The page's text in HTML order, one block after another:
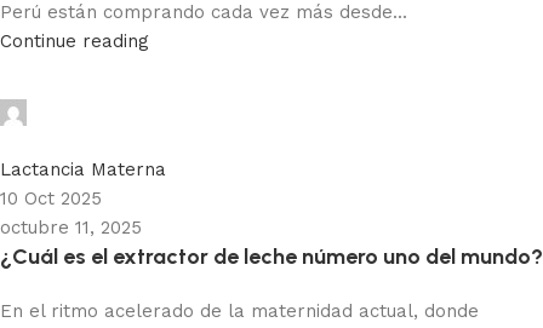
Perú están comprando cada vez más desde...
Continue reading
Lactancia Materna
10 Oct 2025
octubre 11, 2025
¿Cuál es el extractor de leche número uno del mundo?
En el ritmo acelerado de la maternidad actual, donde